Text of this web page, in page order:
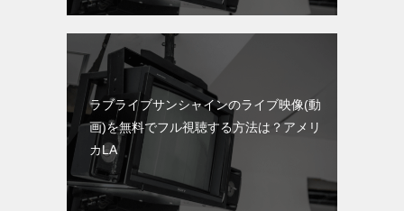
ラブライブサンシャインのライブ映像(動
画)を無料でフル視聴する方法は？アメリ
カLA